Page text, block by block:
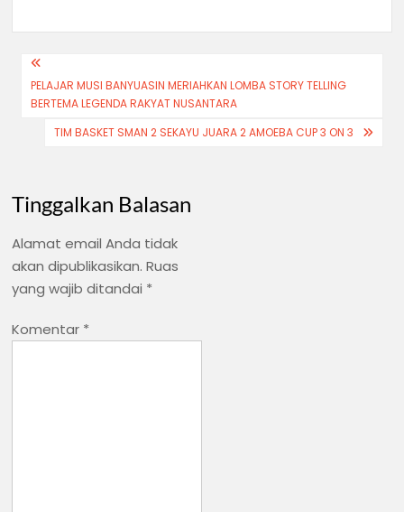
Navigasi
pos
PELAJAR MUSI BANYUASIN MERIAHKAN LOMBA STORY TELLING
BERTEMA LEGENDA RAKYAT NUSANTARA
TIM BASKET SMAN 2 SEKAYU JUARA 2 AMOEBA CUP 3 ON 3
Tinggalkan Balasan
Alamat email Anda tidak
akan dipublikasikan. Ruas
yang wajib ditandai *
Komentar *